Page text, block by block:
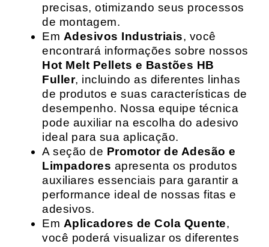
precisas, otimizando seus processos
de montagem.
Em Adesivos Industriais, você
encontrará informações sobre nossos
Hot Melt Pellets e Bastões HB
Fuller, incluindo as diferentes linhas
de produtos e suas características de
desempenho. Nossa equipe técnica
pode auxiliar na escolha do adesivo
ideal para sua aplicação.
A seção de Promotor de Adesão e
Limpadores apresenta os produtos
auxiliares essenciais para garantir a
performance ideal de nossas fitas e
adesivos.
Em Aplicadores de Cola Quente,
você poderá visualizar os diferentes